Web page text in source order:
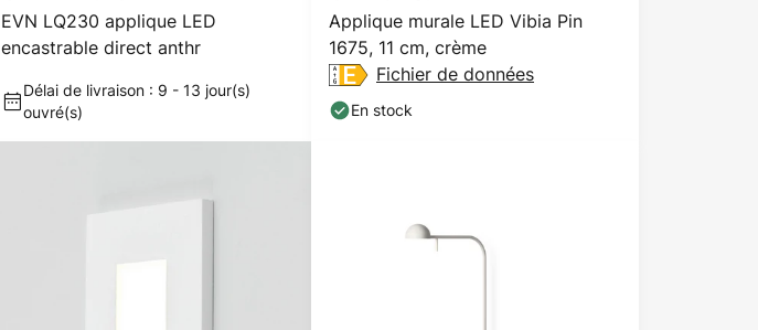
EVN LQ230 applique LED
encastrable direct anthr
Délai de livraison : 9 - 13 jour(s)
ouvré(s)
Applique murale LED Vibia Pin
1675, 11 cm, crème
Fichier de données
En stock